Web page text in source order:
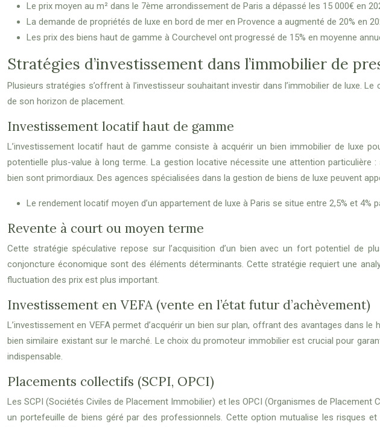
Le prix moyen au m² dans le 7ème arrondissement de Paris a dépassé les 15 000€ en
La demande de propriétés de luxe en bord de mer en Provence a augmenté de 20% en
Les prix des biens haut de gamme à Courchevel ont progressé de 15% en moyenne
Stratégies d’investissement dans l’immobilier de
Plusieurs stratégies s’offrent à l’investisseur souhaitant investir dans l’immobilier de luxe.
de son horizon de placement.
Investissement locatif haut de gamme
L’investissement locatif haut de gamme consiste à acquérir un bien immobilier de luxe
potentielle plus-value à long terme. La gestion locative nécessite une attention
bien sont primordiaux. Des agences spécialisées dans la gestion de biens de luxe peuvent
Le rendement locatif moyen d’un appartement de luxe à Paris se situe entre 2,5% et 4%
Revente à court ou moyen terme
Cette stratégie spéculative repose sur l’acquisition d’un bien avec un fort potentiel de
conjoncture économique sont des éléments déterminants. Cette stratégie requiert une
fluctuation des prix est plus important.
Investissement en VEFA (vente en l’état futur d’achèvement)
L’investissement en VEFA permet d’acquérir un bien sur plan, offrant des avantages dans
bien similaire existant sur le marché. Le choix du promoteur immobilier est crucial pour
indispensable.
Placements collectifs (SCPI, OPCI)
Les SCPI (Sociétés Civiles de Placement Immobilier) et les OPCI (Organismes de
un portefeuille de biens géré par des professionnels. Cette option mutualise les risques